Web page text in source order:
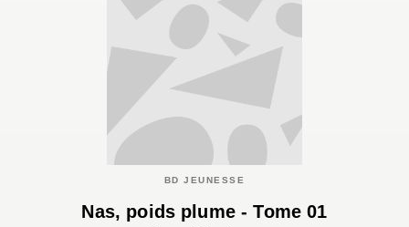
BD JEUNESSE
Nas, poids plume - Tome 01